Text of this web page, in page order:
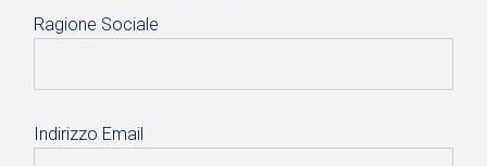
Ragione Sociale
Indirizzo Email